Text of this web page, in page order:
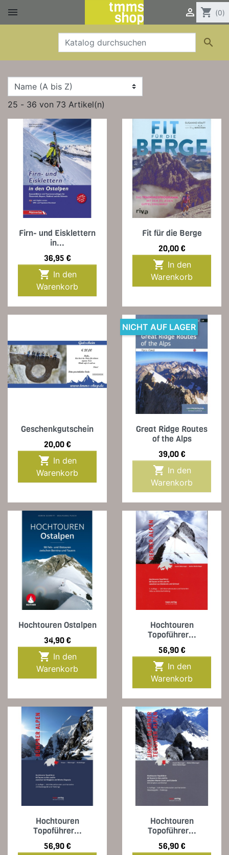
  shopping_cart (0)

25 - 36 von 73 Artikel(n)
Firn- und Eisklettern
in...
Preis
36,95 €

Warenkorb
Fit für die Berge
Preis
20,00 €

Warenkorb
Geschenkgutschein
Preis
20,00 €

Warenkorb
Great Ridge Routes
of the Alps
Preis
39,00 €

Warenkorb
NICHT AUF LAGER
Hochtouren Ostalpen
Preis
34,90 €

Warenkorb
Hochtouren
Topoführer...
Preis
56,90 €

Warenkorb
Hochtouren
Topoführer...
Preis
56,90 €
Hochtouren
Topoführer...
Preis
56,90 €